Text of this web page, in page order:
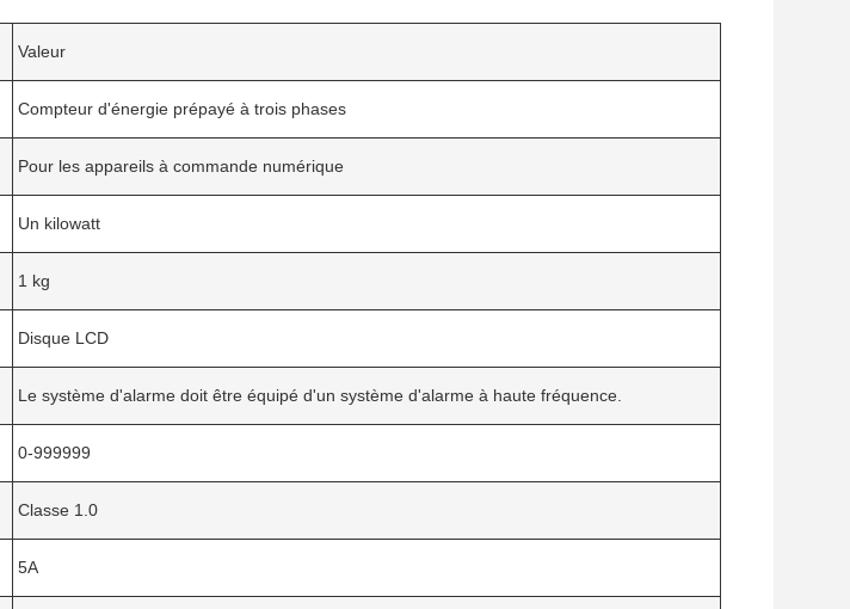
Valeur
Compteur d'énergie prépayé à trois phases
Pour les appareils à commande numérique
Un kilowatt
1 kg
Disque LCD
Le système d'alarme doit être équipé d'un système d'alarme à haute fréquence.
0-999999
Classe 1.0
5A